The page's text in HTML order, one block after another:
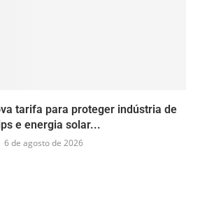
tarifa para proteger indústria de
e energia solar...
6 de agosto de 2026